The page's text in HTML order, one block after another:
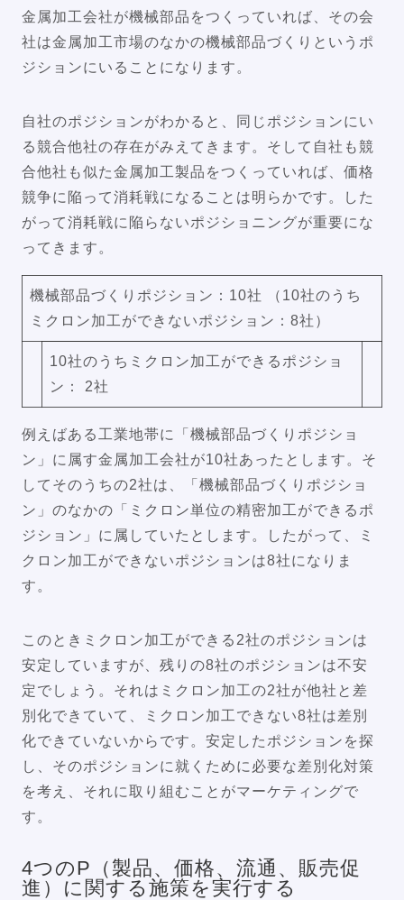
金属加工会社が機械部品をつくっていれば、その会
社は金属加工市場のなかの機械部品づくりというポ
ジションにいることになります。
自社のポジションがわかると、同じポジションにい
る競合他社の存在がみえてきます。そして自社も競
合他社も似た金属加工製品をつくっていれば、価格
競争に陥って消耗戦になることは明らかです。した
がって消耗戦に陥らないポジショニングが重要にな
ってきます。
機械部品づくりポジション：10社 （10社のうち
ミクロン加工ができないポジション：8社）
10社のうちミクロン加工ができるポジショ
ン： 2社
例えばある工業地帯に「機械部品づくりポジショ
ン」に属す金属加工会社が10社あったとします。そ
してそのうちの2社は、「機械部品づくりポジショ
ン」のなかの「ミクロン単位の精密加工ができるポ
ジション」に属していたとします。したがって、ミ
クロン加工ができないポジションは8社になりま
す。
このときミクロン加工ができる2社のポジションは
安定していますが、残りの8社のポジションは不安
定でしょう。それはミクロン加工の2社が他社と差
別化できていて、ミクロン加工できない8社は差別
化できていないからです。安定したポジションを探
し、そのポジションに就くために必要な差別化対策
を考え、それに取り組むことがマーケティングで
す。
4つのP（製品、価格、流通、販売促
進）に関する施策を実行する